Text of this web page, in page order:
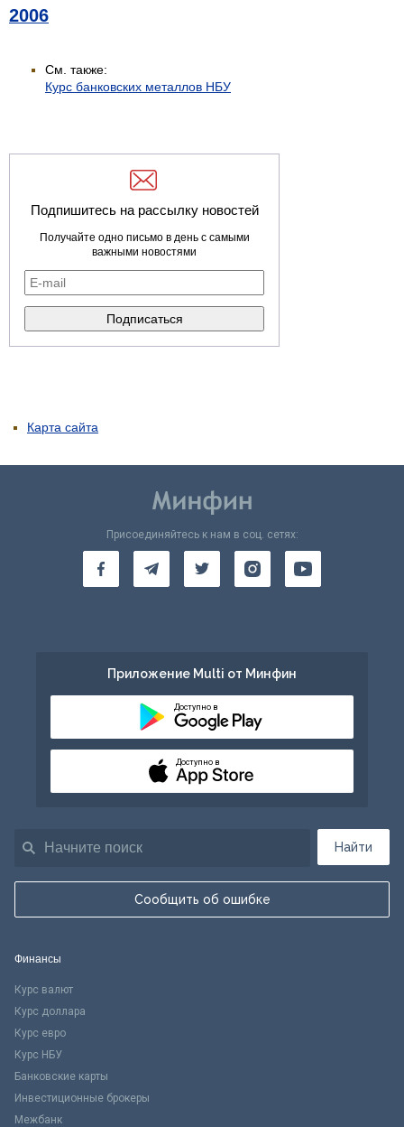
2006
См. также:
Курс банковских металлов НБУ
Подпишитесь на рассылку новостей
Получайте одно письмо в день с самыми
важными новостями
Карта сайта
Найти
Сообщить об ошибке
Присоединяйтесь к нам в соц. сетях:
Приложение Multi от Минфин
Доступно в
Доступно в
Финансы
Курс валют
Курс доллара
Курс евро
Курс НБУ
Банковские карты
Инвестиционные брокеры
Межбанк